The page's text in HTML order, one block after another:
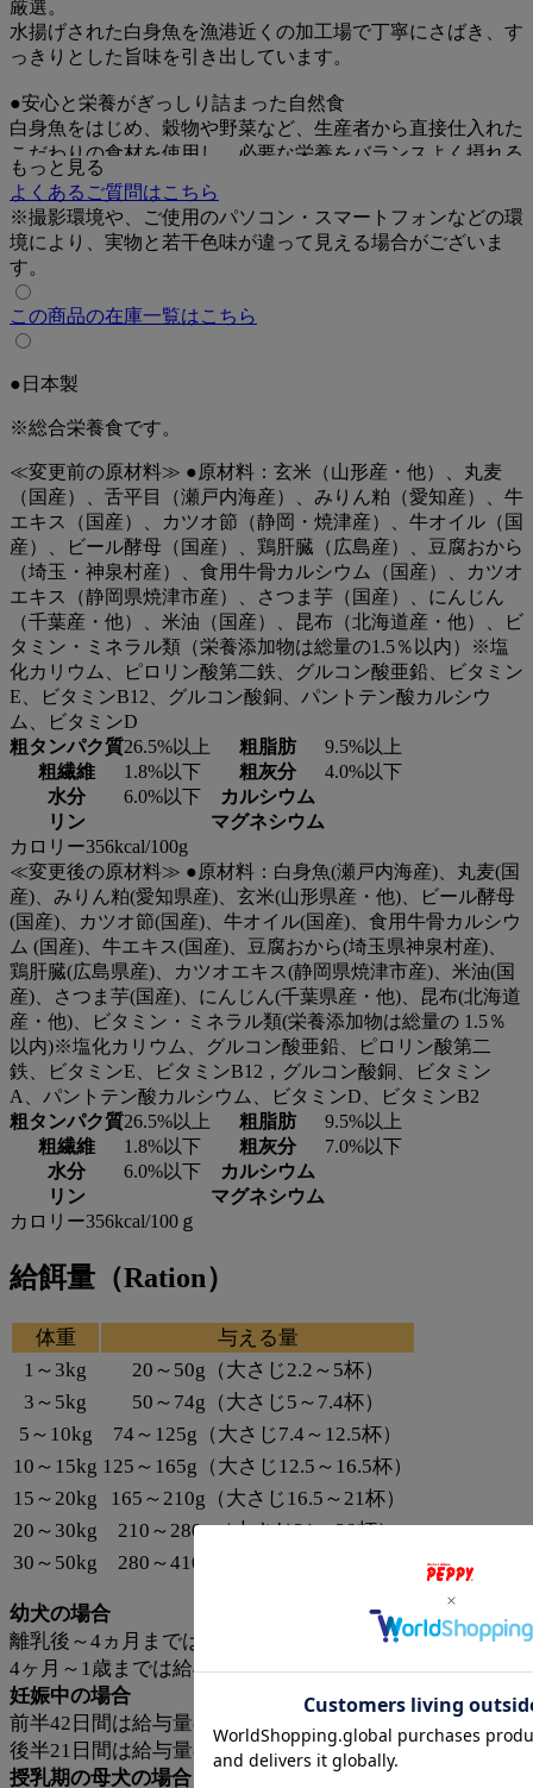
厳選。
水揚げされた白身魚を漁港近くの加工場で丁寧にさばき、す
っきりとした旨味を引き出しています。
●安心と栄養がぎっしり詰まった自然食
白身魚をはじめ、穀物や野菜など、生産者から直接仕入れた
こだわりの食材を使用し、必要な栄養をバランスよく摂れる
よう仕上げています。
●食材を活かす「茹でる、炊く、蒸す」
米は炊き、野菜は茹でたり蒸したりするなど、食材ごとに適
した方法で下ごしらえしています。
余計な熱や圧力をかけない製法により、食材の旨味や栄養を
活かしています。
●使用している原材料の産地を公開
使用する原材料の産地を公開しており、内容を確認したうえ
で選べます。
●調味料・香料・着色料・保存料不使用
素材本来の味わいを大切にし、調味料・香料・着色料・保存
料を使用せずに作っています。
【与え方】
・総合栄養食
・愛犬の年齢・体重・運動量・便の状態などに合わせて、1
日の給与量を調整してください。
【推奨種】
全犬種
【ライフステージ】
全年齢対応（子犬から高齢犬まで）
【使用上の注意】
・本品は犬用です。
・直射日光、高温多湿を避けて保存してください。
【こんな方におすすめ】
・魚が主原料のごはんを選びたい方
・食材の産地を確認して選びたい方
・調味料・香料・着色料・保存料不使用のごはんを探してい
る方
・食材ごとの調理法にこだわったごはんを選びたい方
【ドットわん】
「国産」だけではなく、素材の品質や産地にこだわり品質管
理を徹底。人の食事に対する考え方と同じように手間ひまを
かけてつくられています。
【ドットわんの商品一覧はこちら】
もっと見る
よくあるご質問はこちら
※撮影環境や、ご使用のパソコン・スマートフォンなどの環
境により、実物と若干色味が違って見える場合がございま
す。
この商品の在庫一覧はこちら
●日本製
※総合栄養食です。
≪変更前の原材料≫ ●原材料：玄米（山形産・他）、丸麦
（国産）、舌平目（瀬戸内海産）、みりん粕（愛知産）、牛
エキス（国産）、カツオ節（静岡・焼津産）、牛オイル（国
産）、ビール酵母（国産）、鶏肝臓（広島産）、豆腐おから
（埼玉・神泉村産）、食用牛骨カルシウム（国産）、カツオ
エキス（静岡県焼津市産）、さつま芋（国産）、にんじん
（千葉産・他）、米油（国産）、昆布（北海道産・他）、ビ
タミン・ミネラル類（栄養添加物は総量の1.5％以内）※塩
化カリウム、ピロリン酸第二鉄、グルコン酸亜鉛、ビタミン
E、ビタミンB12、グルコン酸銅、パントテン酸カルシウ
ム、ビタミンD
粗タンパク質26.5%以上 粗脂肪
9.5%以上
粗繊維
1.8%以下 粗灰分
4.0%以下
水分
6.0%以下
カルシウム
リン
マグネシウム
カロリー356kcal/100g
≪変更後の原材料≫ ●原材料：白身魚(瀬戸内海産)、丸麦(国
産)、みりん粕(愛知県産)、玄米(山形県産・他)、ビール酵母
(国産)、カツオ節(国産)、牛オイル(国産)、食用牛骨カルシウ
ム (国産)、牛エキス(国産)、豆腐おから(埼玉県神泉村産)、
鶏肝臓(広島県産)、カツオエキス(静岡県焼津市産)、米油(国
産)、さつま芋(国産)、にんじん(千葉県産・他)、昆布(北海道
産・他)、ビタミン・ミネラル類(栄養添加物は総量の 1.5％
以内)※塩化カリウム、グルコン酸亜鉛、ピロリン酸第二
鉄、ビタミンE、ビタミンB12，グルコン酸銅、ビタミン
A、パントテン酸カルシウム、ビタミンD、ビタミンB2
粗タンパク質26.5%以上 粗脂肪
9.5%以上
粗繊維
1.8%以下 粗灰分
7.0%以下
水分
6.0%以下
カルシウム
リン
マグネシウム
カロリー356kcal/100ｇ
給餌量（Ration）
体重
与える量
1～3kg
20～50g（大さじ2.2～5杯）
3～5kg
50～74g（大さじ5～7.4杯）
5～10kg
74～125g（大さじ7.4～12.5杯）
10～15kg 125～165g（大さじ12.5～16.5杯）
15～20kg
165～210g（大さじ16.5～21杯）
20～30kg
210～280g（大さじ21～28杯）
30～50kg
280～410g（大さじ28～41杯）
幼犬の場合
離乳後～4ヵ月までは給与量の2.85倍を目安に
4ヶ月～1歳までは給与量の1.4倍を目安に
妊娠中の場合
前半42日間は給与量の1.3倍を目安に
後半21日間は給与量の2.1倍を目安に
授乳期の母犬の場合